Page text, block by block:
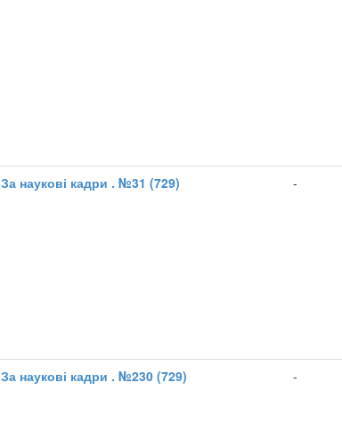
За наукові кадри . №31 (729) -
За наукові кадри . №230 (729) -